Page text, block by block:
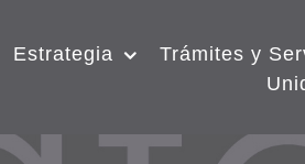
Estrategia
Trámites y